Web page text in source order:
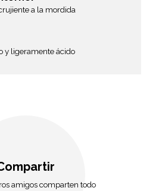
a la mordida
y ligeramente ácido
amigos comparten todo